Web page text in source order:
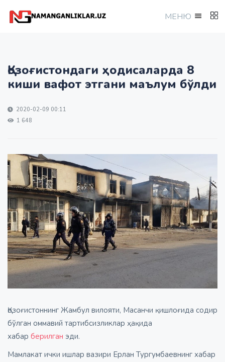
МEНЮ
Қозоғистондаги ҳодисаларда 8
киши вафот этгани маълум бўлди
2020-02-09 00:11
1 648
Қозоғистоннинг Жамбул вилояти, Масанчи қишлоғида содир
бўлган оммавий тартибсизликлар ҳақида
хабар берилган эди.
Мамлакат ички ишлар вазири Ерлан Тургумбаевнинг хабар